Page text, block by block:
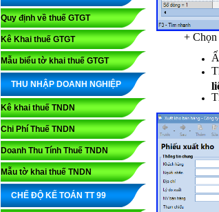
Quy định về thuế GTGT
Kê Khai thuế GTGT
Mẫu biểu tờ khai thuế GTGT
THU NHẬP DOANH NGHIỆP
Kê khai thuế TNDN
Chi Phí Thuế TNDN
Doanh Thu Tính Thuế TNDN
Mẫu tờ khai thuế TNDN
CHẾ ĐỘ KẾ TOÁN TT 99
+ Chọn